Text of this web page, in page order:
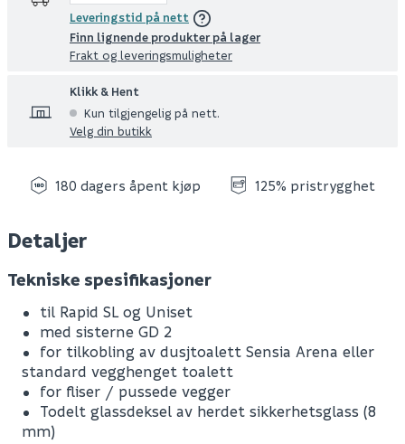
Leveringstid på nett
Finn lignende produkter på lager
Frakt og leveringsmuligheter
Klikk & Hent
Kun tilgjengelig på nett.
Velg din butikk
180 dagers åpent kjøp 125% pristrygghet
Detaljer
Tekniske spesifikasjoner
til Rapid SL og Uniset
med sisterne GD 2
for tilkobling av dusjtoalett Sensia Arena eller
standard vegghenget toalett
for fliser / pussede vegger
Todelt glassdeksel av herdet sikkerhetsglass (8
mm)